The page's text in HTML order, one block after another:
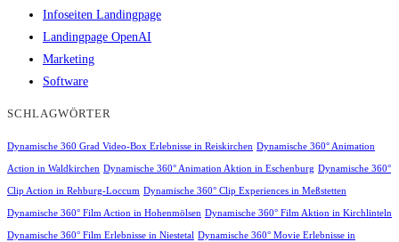
Infoseiten Landingpage
Landingpage OpenAI
Marketing
Software
SCHLAGWÖRTER
Dynamische 360 Grad Video-Box Erlebnisse in Reiskirchen Dynamische 360° Animation
Action in Waldkirchen Dynamische 360° Animation Aktion in Eschenburg Dynamische 360°
Clip Action in Rehburg-Loccum Dynamische 360° Clip Experiences in Meßstetten
Dynamische 360° Film Action in Hohenmölsen Dynamische 360° Film Aktion in Kirchlinteln
Dynamische 360° Film Erlebnisse in Niestetal Dynamische 360° Movie Erlebnisse in